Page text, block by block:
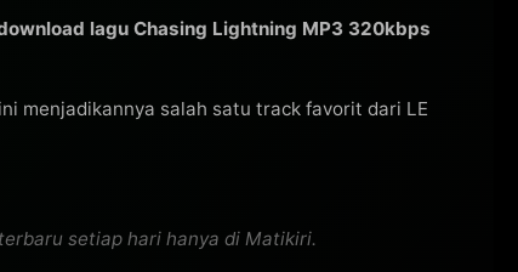
lagu Chasing Lightning MP3 320kbps
menjadikannya salah satu track favorit dari LE
setiap hari hanya di Matikiri.